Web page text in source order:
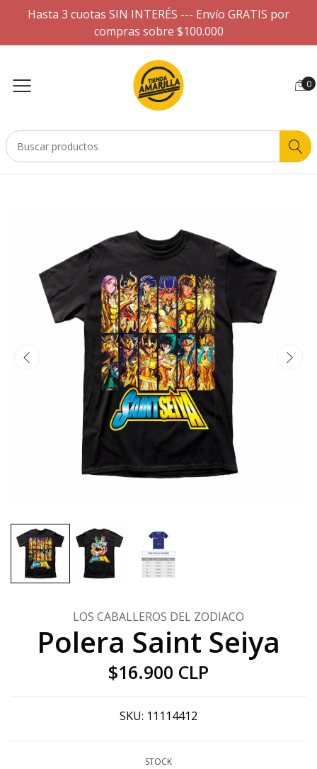
Hasta 3 cuotas SIN INTERÉS --- Envío GRATIS por
compras sobre $100.000
0
LOS CABALLEROS DEL ZODIACO
Polera Saint Seiya
$16.900 CLP
SKU: 11114412
STOCK